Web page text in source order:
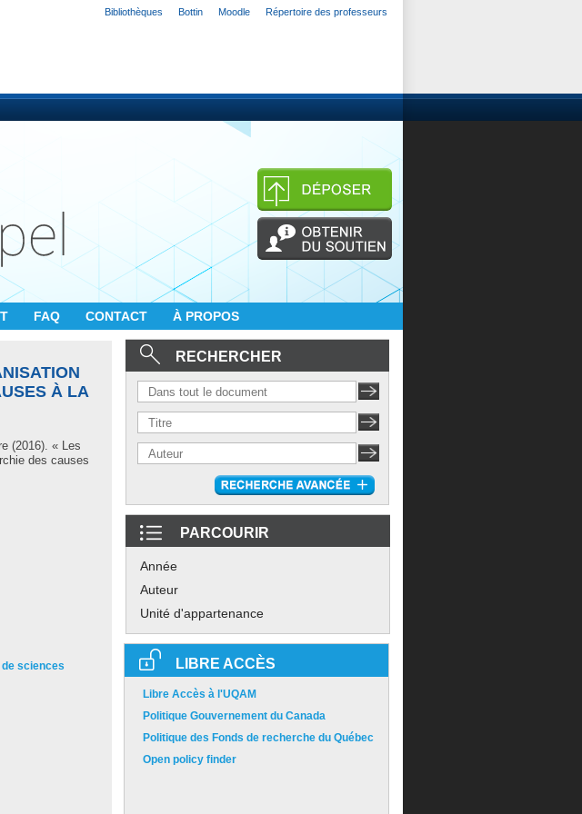
Bibliothèques Bottin Moodle Répertoire des professeurs
FAQ CONTACT À PROPOS
À LA
(2016). « Les
des causes
sciences
RECHERCHER
PARCOURIR
Année
Auteur
Unité d'appartenance
LIBRE ACCÈS
Libre Accès à l'UQAM
Politique Gouvernement du Canada
Politique des Fonds de recherche du Québec
Open policy finder